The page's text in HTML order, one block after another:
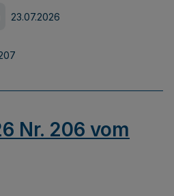
23.07.2026
Nr. 206 vom